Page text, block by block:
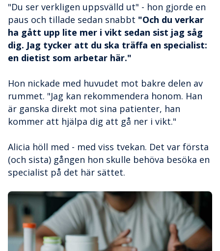
"Du ser verkligen uppsvälld ut" - hon gjorde en
paus och tillade sedan snabbt "Och du verkar
ha gått upp lite mer i vikt sedan sist jag såg
dig. Jag tycker att du ska träffa en specialist:
en dietist som arbetar här."
Hon nickade med huvudet mot bakre delen av
rummet. "Jag kan rekommendera honom. Han
är ganska direkt mot sina patienter, han
kommer att hjälpa dig att gå ner i vikt."
Alicia höll med - med viss tvekan. Det var första
(och sista) gången hon skulle behöva besöka en
specialist på det här sättet.